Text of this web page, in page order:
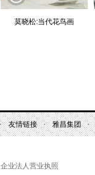
莫晓松:当代花鸟画
友情链接 雅昌集团
企业法人营业执照